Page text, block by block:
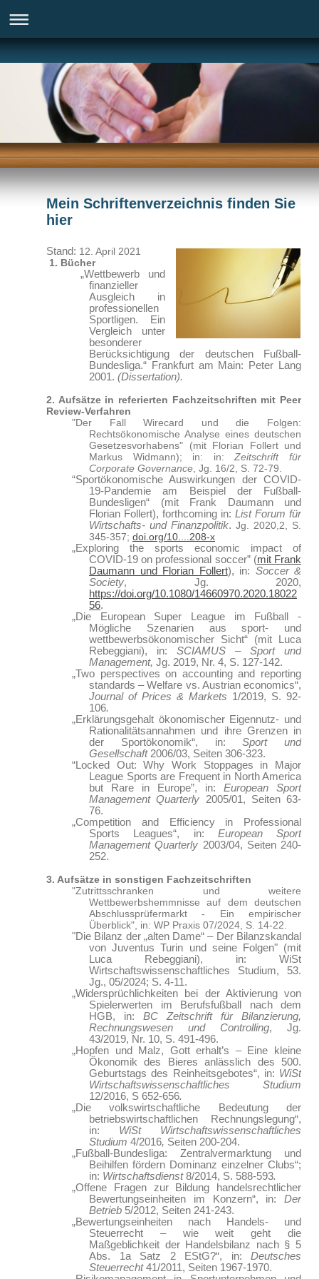
Mein Schriftenverzeichnis finden Sie
hier
Stand: 12. April 2021
1. Bücher
„Wettbewerb und
finanzieller
Ausgleich in
professionellen
Sportligen. Ein
Vergleich unter
besonderer
Berücksichtigung der deutschen Fußball-
Bundesliga.“ Frankfurt am Main: Peter Lang
2001. (Dissertation).
2. Aufsätze in referierten Fachzeitschriften mit Peer
Review-Verfahren
"Der Fall Wirecard und die Folgen:
Rechtsökonomische Analyse eines deutschen
Gesetzesvorhabens" (mit Florian Follert und
Markus Widmann); in: in:Zeitschrift für
Corporate Governance , Jg. 16/2, S. 72-79.
“Sportökonomische Auswirkungen der COVID-
19-Pandemie am Beispiel der Fußball-
Bundesligen“ (mit Frank Daumann und
Florian Follert), forthcoming in: List Forum für
Wirtschafts- und Finanzpolitik. Jg. 2020,2, S.
345-357; doi.org/10....208-x
„Exploring the sports economic impact of
COVID-19 on professional soccer” (mit Frank
Daumann und Florian Follert), in: Soccer &
Society, Jg. 2020,
https://doi.org/10.1080/14660970.2020.18022
56.
„Die European Super League im Fußball -
Mögliche Szenarien aus sport- und
wettbewerbsökonomischer Sicht“ (mit Luca
Rebeggiani), in: SCIAMUS – Sport und
Management, Jg. 2019, Nr. 4, S. 127-142.
„Two perspectives on accounting and reporting
standards – Welfare vs. Austrian economics“,
Journal of Prices & Markets 1/2019, S. 92-
106.
„Erklärungsgehalt ökonomischer Eigennutz- und
Rationalitätsannahmen und ihre Grenzen in
der Sportökonomik“, in:Sport und
Gesellschaft2006/03, Seiten 306-323.
“Locked Out: Why Work Stoppages in Major
League Sports are Frequent in North America
but Rare in Europe”, in: European Sport
Management Quarterly 2005/01, Seiten 63-
76.
„Competition and Efficiency in Professional
Sports Leagues“, in: European Sport
Management Quarterly 2003/04, Seiten 240-
252.
3. Aufsätze in sonstigen Fachzeitschriften
"Zutrittsschranken und weitere
Wettbewerbshemmnisse auf dem deutschen
Abschlussprüfermarkt - Ein empirischer
Überblick", in: WP Praxis 07/2024, S. 14-22.
"Die Bilanz der „alten Dame“ – Der Bilanzskandal
von Juventus Turin und seine Folgen" (mit
Luca Rebeggiani), in: WiSt
Wirtschaftswissenschaftliches Studium, 53.
Jg., 05/2024; S. 4-11.
„Widersprüchlichkeiten bei der Aktivierung von
Spielerwerten im Berufsfußball nach dem
HGB, in: BC Zeitschrift für Bilanzierung,
Rechnungswesen und Controlling, Jg.
43/2019, Nr. 10, S. 491-496.
„Hopfen und Malz, Gott erhalt’s – Eine kleine
Ökonomik des Bieres anlässlich des 500.
Geburtstags des Reinheitsgebotes“, in: WiSt
Wirtschaftswissenschaftliches Studium
12/2016, S 652-656.
„Die volkswirtschaftliche Bedeutung der
betriebswirtschaftlichen Rechnungslegung“,
in: WiSt Wirtschaftswissenschaftliches
Studium 4/2016, Seiten 200-204.
„Fußball-Bundesliga: Zentralvermarktung und
Beihilfen fördern Dominanz einzelner Clubs“;
in: Wirtschaftsdienst8/2014, S. 588-593.
„Offene Fragen zur Bildung handelsrechtlicher
Bewertungseinheiten im Konzern“, in: Der
Betrieb 5/2012, Seiten 241-243.
„Bewertungseinheiten nach Handels- und
Steuerrecht – wie weit geht die
Maßgeblichkeit der Handelsbilanz nach § 5
Abs. 1a Satz 2 EStG?“, in: Deutsches
Steuerrecht41/2011, Seiten 1967-1970.